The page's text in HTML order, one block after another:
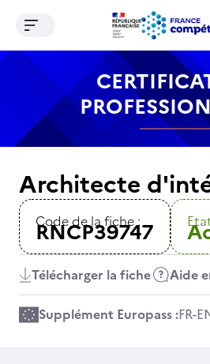
Contenu Recherche
Ouvrir le menu de navigation
Architecte
Code de la fiche :
RNCP39747
Télécharger la fiche Aide
Supplément Europass :FR-